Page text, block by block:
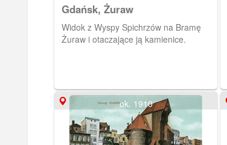
Gdańsk, Żuraw
Widok z Wyspy Spichrzów na Bramę
Żuraw i otaczające ją kamienice.
ok. 1910